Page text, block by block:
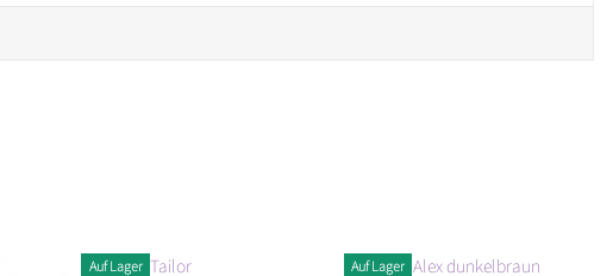
Auf Lager Auf Lager